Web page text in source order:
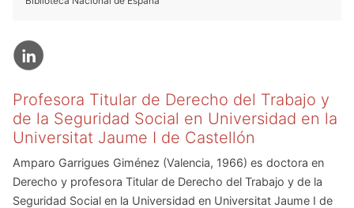
Profesora Titular de Derecho del Trabajo y
de la Seguridad Social en Universidad en la
Universitat Jaume I de Castellón
Amparo Garrigues Giménez (Valencia, 1966) es doctora en
Derecho y profesora Titular de Derecho del Trabajo y de la
Seguridad Social en la Universidad en Universitat Jaume I de